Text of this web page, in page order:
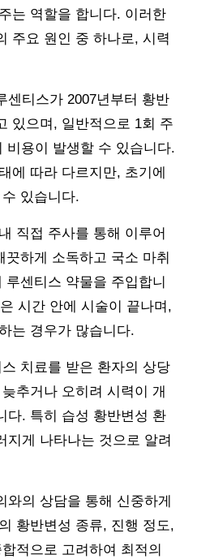
는 역할을 합니다. 이러한
주요 원인 중 하나로, 시력
센티스가 2007년부터 황반
있으며, 일반적으로 1회 주
비용이 발생할 수 있습니다.
에 따라 다르지만, 초기에
있습니다.
직접 주사를 통해 이루어
하게 소독하고 국소 마취
센티스 약물을 주입합니
시간 안에 시술이 끝나며,
는 경우가 많습니다.
치료를 받은 환자의 상당
추거나 오히려 시력이 개
다. 특히 습성 황반변성 환
지게 나타나는 것으로 알려
와의 상담을 통해 신중하게
황반변성 종류, 진행 정도,
적으로 고려하여 최적의